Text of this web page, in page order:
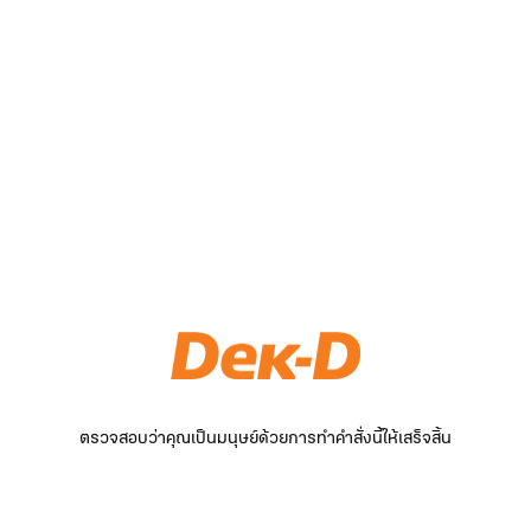
ตรวจสอบว่าคุณเป็นมนุษย์ด้วยการทำคำสั่งนี้ให้เสร็จสิ้น